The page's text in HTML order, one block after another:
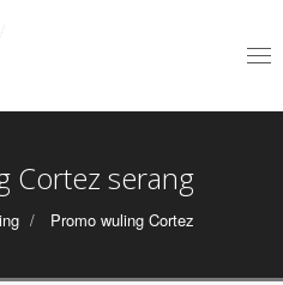
Cortez serang
Promo wuling Cortez